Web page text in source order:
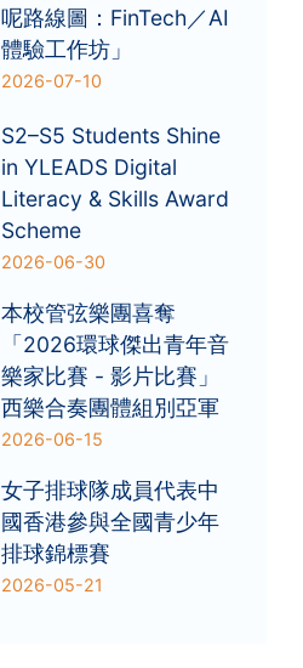
呢路線圖：FinTech／AI
體驗工作坊」
2026-07-10
S2–S5 Students Shine
in YLEADS Digital
Literacy & Skills Award
Scheme
2026-06-30
本校管弦樂團喜奪
「2026環球傑出青年音
樂家比賽 - 影片比賽」
西樂合奏團體組別亞軍
2026-06-15
女子排球隊成員代表中
國香港參與全國青少年
排球錦標賽
2026-05-21